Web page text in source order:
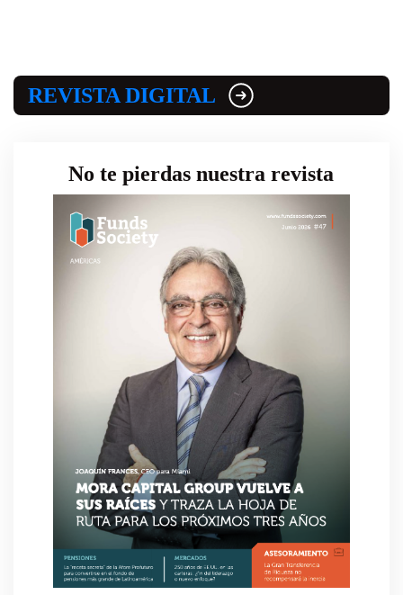
REVISTA DIGITAL
No te pierdas nuestra revista